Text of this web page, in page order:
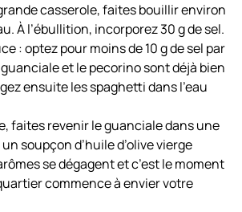
casserole, faites bouillir environ
À l’ébullition, incorporez 30 g de sel.
: optez pour moins de 10 g de sel par
et le pecorino sont déjà bien
ensuite les spaghetti dans l’eau
faites revenir le guanciale dans une
soupçon d’huile d’olive vierge
se dégagent et c’est le moment
commence à envier votre